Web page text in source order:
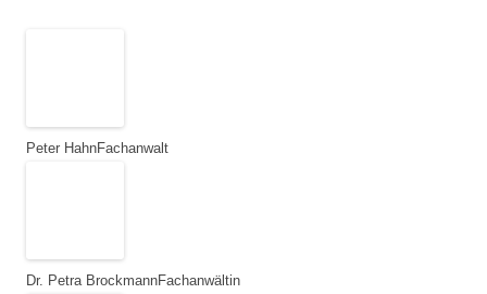
Peter HahnFachanwalt
Dr. Petra BrockmannFachanwältin